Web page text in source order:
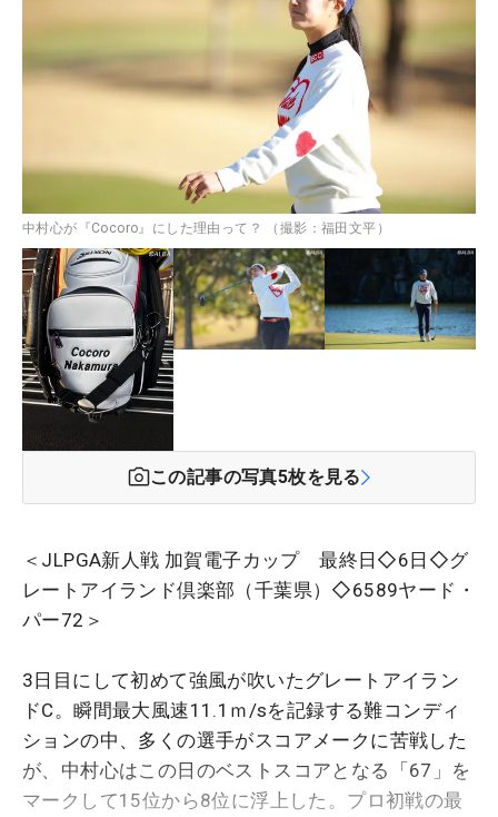
中村心が『Cocoro』にした理由って？ （撮影：福田文平）
この記事の写真5枚を見る
＜JLPGA新人戦 加賀電子カップ 最終日◇6日◇グ
レートアイランド倶楽部（千葉県）◇6589ヤード・
パー72＞
3日目にして初めて強風が吹いたグレートアイラン
ドC。瞬間最大風速11.1ｍ/sを記録する難コンディ
ションの中、多くの選手がスコアメークに苦戦した
が、中村心はこの日のベストスコアとなる「67」を
マークして15位から8位に浮上した。プロ初戦の最